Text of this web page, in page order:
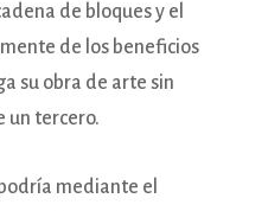
de bloques y el
de los beneficios
su obra de arte sin
un tercero.
mediante el